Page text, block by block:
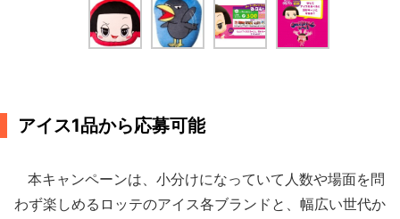
アイス1品から応募可能
本キャンペーンは、小分けになっていて人数や場面を問
わず楽しめるロッテのアイス各ブランドと、幅広い世代か